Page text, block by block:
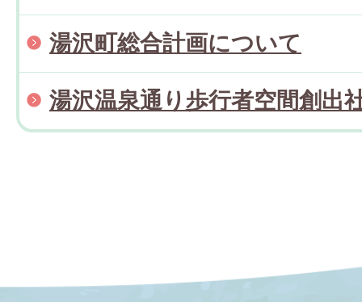
湯沢町総合計画について
湯沢温泉通り歩行者空間創出